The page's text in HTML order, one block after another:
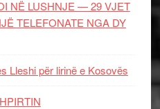
NË LUSHNJE — 29 VJET
TELEFONATE NGA DY
Lleshi për lirinë e Kosovës